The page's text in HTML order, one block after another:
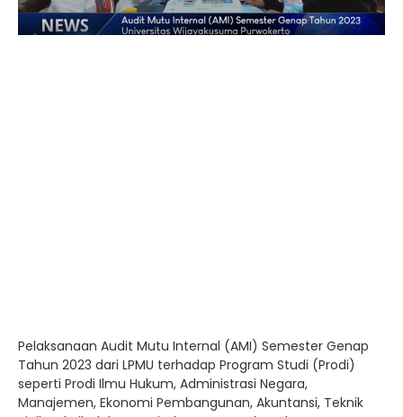
Pelaksanaan Audit Mutu Internal (AMI) Semester Genap
Tahun 2023 dari LPMU terhadap Program Studi (Prodi)
seperti Prodi Ilmu Hukum, Administrasi Negara,
Manajemen, Ekonomi Pembangunan, Akuntansi, Teknik